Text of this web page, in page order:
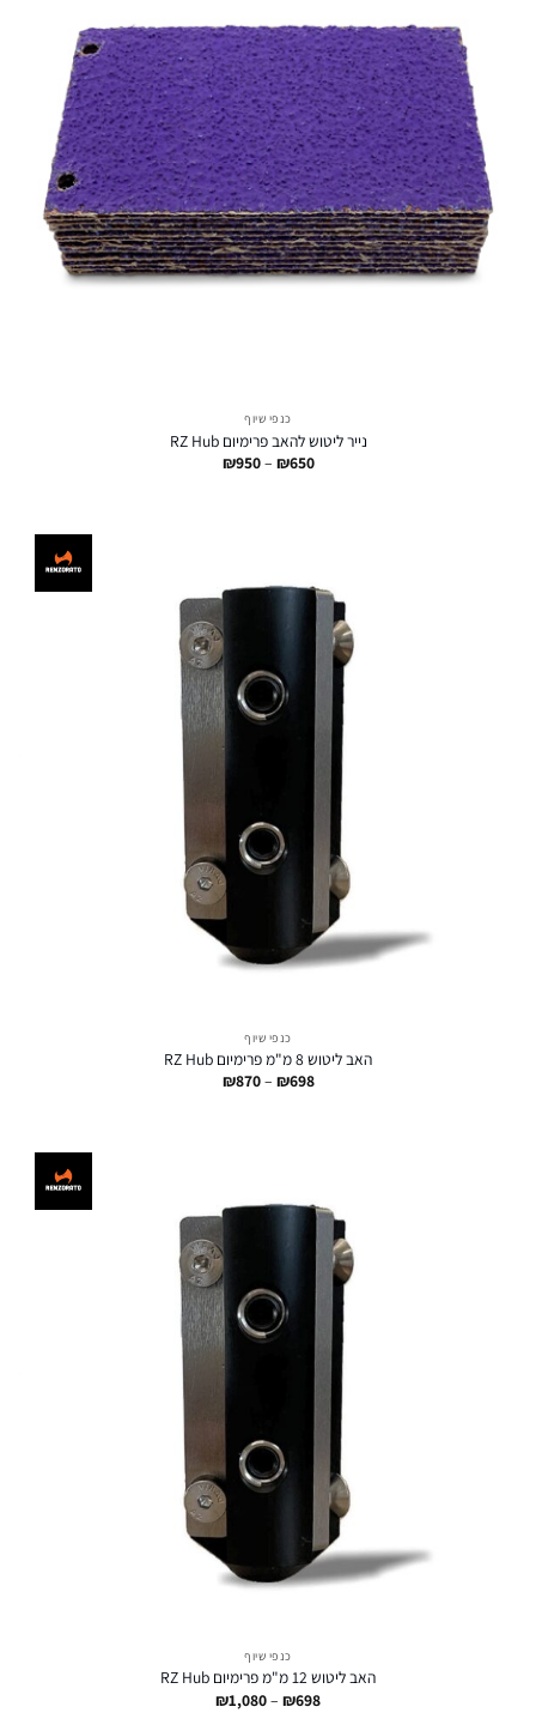
כנפי שיוף
נייר ליטוש להאב פרימיום RZ Hub
₪650
–
₪950 טווח
כנפי שיוף
האב ליטוש 8 מ"מ פרימיום RZ Hub
₪698
–
₪870 טווח
כנפי שיוף
האב ליטוש 12 מ"מ פרימיום RZ Hub
₪698
–
₪1,080 טווח